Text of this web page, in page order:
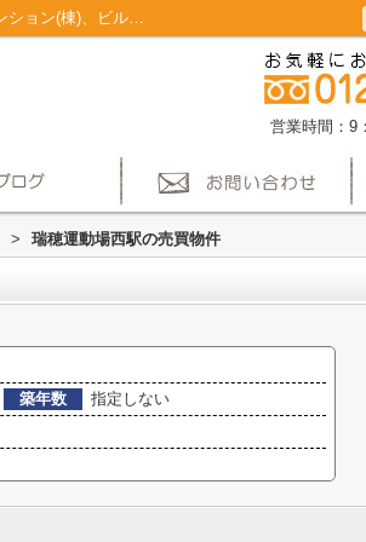
瑞穂運動場西駅のマンション、戸建、土地、投資マンション、アパート(棟)、マンション(棟)、ビル、戸建、店舗事務所、その他、土地一覧｜仲介手数料無料！名古屋市で新築戸建てを探すならAplace
営業時間：9
> 瑞穂運動場西駅の売買物件
築年数
指定しない